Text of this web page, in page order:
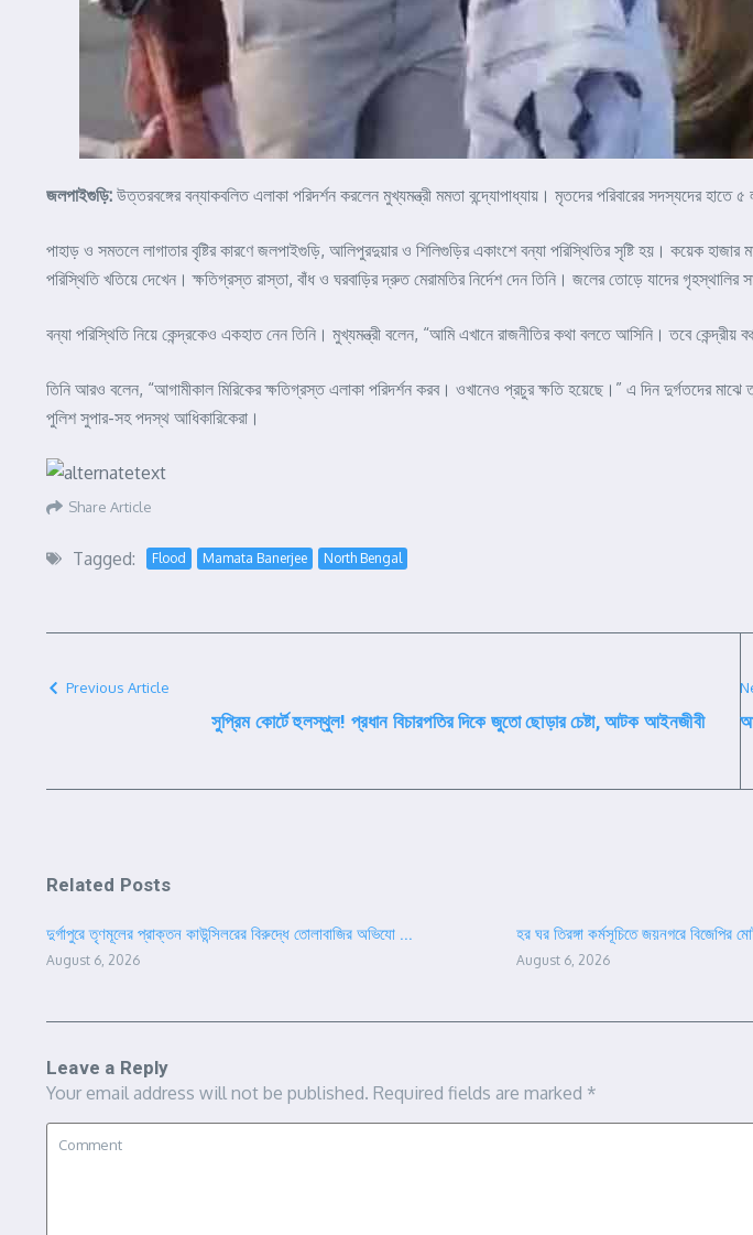
জলপাইগুড়ি: উত্তরবঙ্গের বন্যাকবলিত এলাকা পরিদর্শন করলেন মুখ্যমন্ত্রী মমতা বন্দ্যোপাধ্যায়। মৃতদের পরিবারের সদস্যদের
পাহাড় ও সমতলে লাগাতার বৃষ্টির কারণে জলপাইগুড়ি, আলিপুরদুয়ার ও শিলিগুড়ির একাংশে বন্যা পরিস্থিতির সৃষ্টি হয়। কয়েক
পরিস্থিতি খতিয়ে দেখেন। ক্ষতিগ্রস্ত রাস্তা, বাঁধ ও ঘরবাড়ির দ্রুত মেরামতির নির্দেশ দেন তিনি। জলের তোড়ে যাদের গৃহস্থালির
বন্যা পরিস্থিতি নিয়ে কেন্দ্রকেও একহাত নেন তিনি। মুখ্যমন্ত্রী বলেন, “আমি এখানে রাজনীতির কথা বলতে আসিনি। তবে কেন্দ্রীয়
তিনি আরও বলেন, “আগামীকাল মিরিকের ক্ষতিগ্রস্ত এলাকা পরিদর্শন করব। ওখানেও প্রচুর ক্ষতি হয়েছে।” এ দিন দুর্গতদের
পুলিশ সুপার-সহ পদস্থ আধিকারিকেরা।
Share Article
Tagged: Flood Mamata Banerjee North Bengal
Previous Article
সুপ্রিম কোর্টে হুলস্থুল! প্রধান বিচারপতির দিকে জুতো ছোড়ার চেষ্টা, আটক আইনজীবী
Related Posts
দুর্গাপুরে তৃণমূলের প্রাক্তন কাউন্সিলরের বিরুদ্ধে তোলাবাজির অভিযো ...
August 6, 2026
হর ঘর তিরঙ্গা কর্মসূচিতে জয়নগরে বিজেপির
August 6, 2026
Leave a Reply
Your email address will not be published. Required fields are marked *